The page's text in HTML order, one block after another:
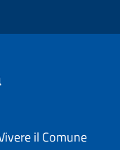
il Comune